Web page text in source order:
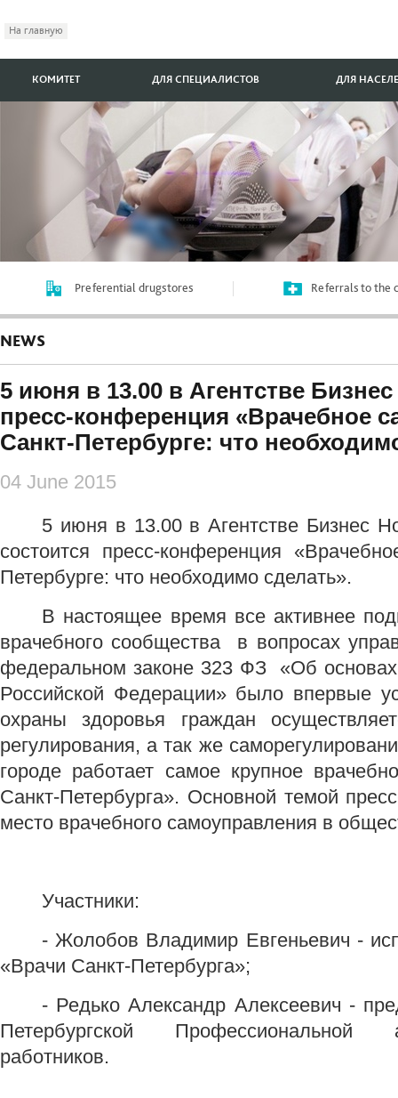
На главную
КОМИТЕТ ДЛЯ СПЕЦИАЛИСТОВ ДЛЯ
Preferential drugstores Referrals to the
NEWS
5 июня в 13.00 в Агентстве
пресс-конференция «Врачебное
Санкт-Петербурге: что
04 June 2015
5 июня в 13.00 в Агентстве Бизнес
состоится пресс-конференция
Петербурге: что необходимо сделать».
В настоящее время все активнее
врачебного сообщества в вопросах
федеральном законе 323 ФЗ «Об
Российской Федерации» было впервые
охраны здоровья граждан
регулирования, а так же
городе работает самое крупное
Санкт-Петербурга». Основной темой
место врачебного самоуправления в
Участники:
- Жолобов Владимир Евгеньевич -
«Врачи Санкт-Петербурга»;
- Редько Александр Алексеевич -
Петербургской Профессиональной
работников.